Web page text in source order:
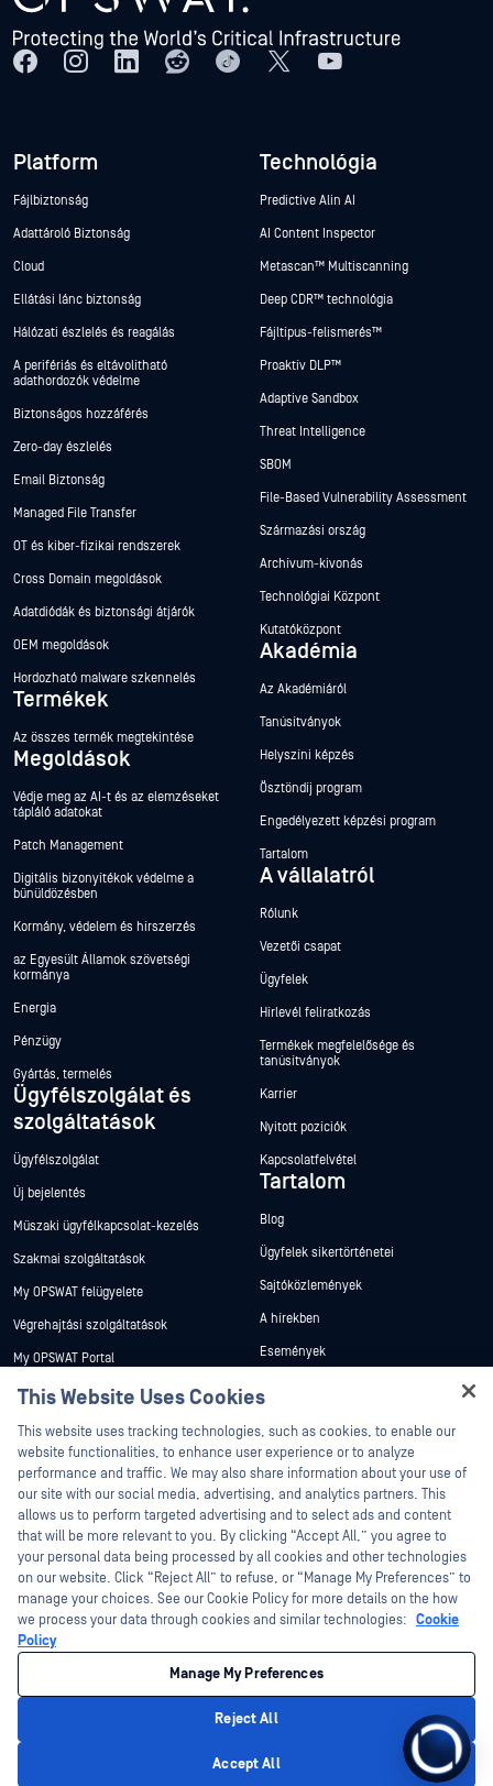
Platform
Fájlbiztonság
Adattároló Biztonság
Cloud
Ellátási lánc biztonság
Hálózati észlelés és reagálás
A perifériás és eltávolítható
adathordozók védelme
Biztonságos hozzáférés
Zero-day észlelés
Email Biztonság
Managed File Transfer
OT és kiber-fizikai rendszerek
Cross Domain megoldások
Adatdiódák és biztonsági átjárók
OEM megoldások
Hordozható malware szkennelés
Termékek
Az összes termék megtekintése
Megoldások
Védje meg az AI-t és az elemzéseket
tápláló adatokat
Patch Management
Digitális bizonyítékok védelme a
bűnüldözésben
Kormány, védelem és hírszerzés
az Egyesült Államok szövetségi
kormánya
Energia
Pénzügy
Gyártás, termelés
Ügyfélszolgálat és
szolgáltatások
Ügyfélszolgálat
Új bejelentés
Műszaki ügyfélkapcsolat-kezelés
Szakmai szolgáltatások
My OPSWAT felügyelete
Végrehajtási szolgáltatások
My OPSWAT Portal
Műszaki dokumentáció
Képzések
Biztonsági sebezhetőségi program
Partnerek
Tanúsítvány
Technológiai partnerek
Channel partner program
Technológia
Predictive Alin AI
AI Content Inspector
Metascan™ Multiscanning
Deep CDR™ technológia
Fájltípus-felismerés™
Proaktív DLP™
Adaptive Sandbox
Threat Intelligence
SBOM
File-Based Vulnerability Assessment
Származási ország
Archívum-kivonás
Technológiai Központ
Kutatóközpont
Akadémia
Az Akadémiáról
Tanúsítványok
Helyszíni képzés
Ösztöndíj program
Engedélyezett képzési program
Tartalom
A vállalatról
Rólunk
Vezetői csapat
Ügyfelek
Hírlevél feliratkozás
Termékek megfelelősége és
tanúsítványok
Karrier
Nyitott pozíciók
Kapcsolatfelvétel
Tartalom
Blog
Ügyfelek sikertörténetei
Sajtóközlemények
A hírekben
Események
Fehér könyvek
©2026 OPSWAT . Minden jog fenntartva. OPSWAT, MetaDefender, Metascan,
MetaAccess, az OPSWAT , Trust no File. Trust No Device., OPSWAT , Protecting the
World's Critical Infrastructure, Deep CDR™ Technology, InQuest, az InQuest logó,
DFI, RetroHunt, Deep File Inspection és Join the Hunt az OPSWAT védjegyei. A
harmadik felek védjegyei a megfelelő tulajdonosok tulajdonát képezik.
Cookie beállítások kezelése
Az Ön
This Website Uses Cookies
This website uses tracking technologies, such as cookies, to enable our
website functionalities, to enhance user experience or to analyze
performance and traffic. We may also share information about your use of
our site with our social media, advertising, and analytics partners. This
allows us to perform targeted advertising and to select ads and content
that will be more relevant to you. By clicking “Accept All,” you agree to
your personal data being processed by all cookies and other technologies
on our website. Click “Reject All” to refuse, or “Manage My Preferences” to
manage your choices. See our Cookie Policy for more details on the how
we process your data through cookies and similar technologies: Cookie
Policy
Manage My Preferences
Reject All
Accept All